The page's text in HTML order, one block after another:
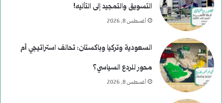
التسويق والتمجيد إلى التأليه!
أغسطس 8, 2026
السعودية وتركيا وباكستان: تحالف استراتيجي أم
محور للردع السياسي؟
أغسطس 8, 2026